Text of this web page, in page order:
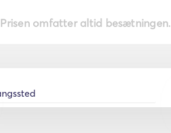
| Prisen omfatter altid besætningen.